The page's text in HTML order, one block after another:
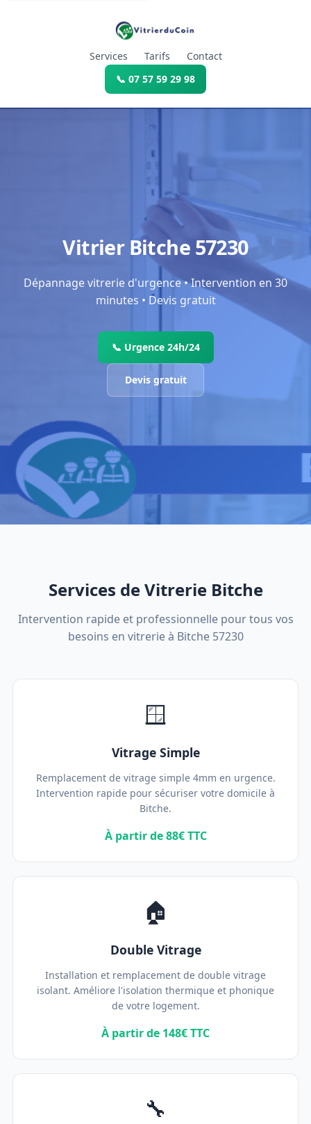
Services Tarifs
Contact
📞 07 57 59 29 98
Vitrier Bitche 57230
Dépannage vitrerie d'urgence • Intervention en 30
minutes • Devis gratuit
📞 Urgence 24h/24
Devis gratuit
Services de Vitrerie Bitche
Intervention rapide et professionnelle pour tous vos
besoins en vitrerie à Bitche 57230
🪟
Vitrage Simple
Remplacement de vitrage simple 4mm en urgence.
Intervention rapide pour sécuriser votre domicile à
Bitche.
À partir de 88€ TTC
🏠
Double Vitrage
Installation et remplacement de double vitrage
isolant. Améliore l'isolation thermique et phonique
de votre logement.
À partir de 148€ TTC
🔧